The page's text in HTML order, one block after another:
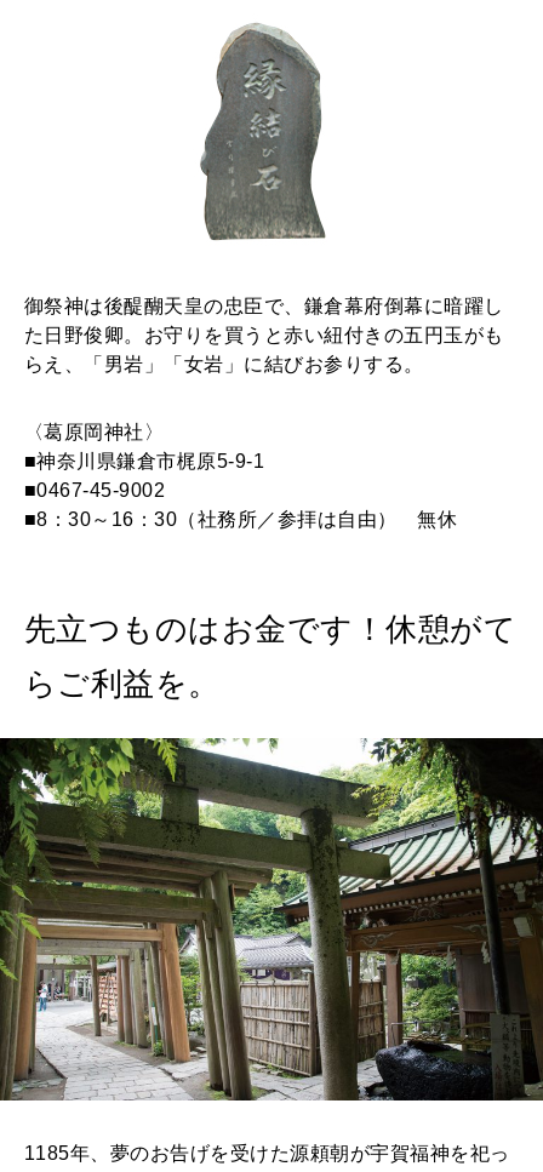
御祭神は後醍醐天皇の忠臣で、鎌倉幕府倒幕に暗躍し
た日野俊卿。お守りを買うと赤い紐付きの五円玉がも
らえ、「男岩」「女岩」に結びお参りする。
〈葛原岡神社〉
■神奈川県鎌倉市梶原5-9-1
■0467-45-9002
■8：30～16：30（社務所／参拝は自由） 無休
先立つものはお金です！休憩がて
らご利益を。
1185年、夢のお告げを受けた源頼朝が宇賀福神を祀っ